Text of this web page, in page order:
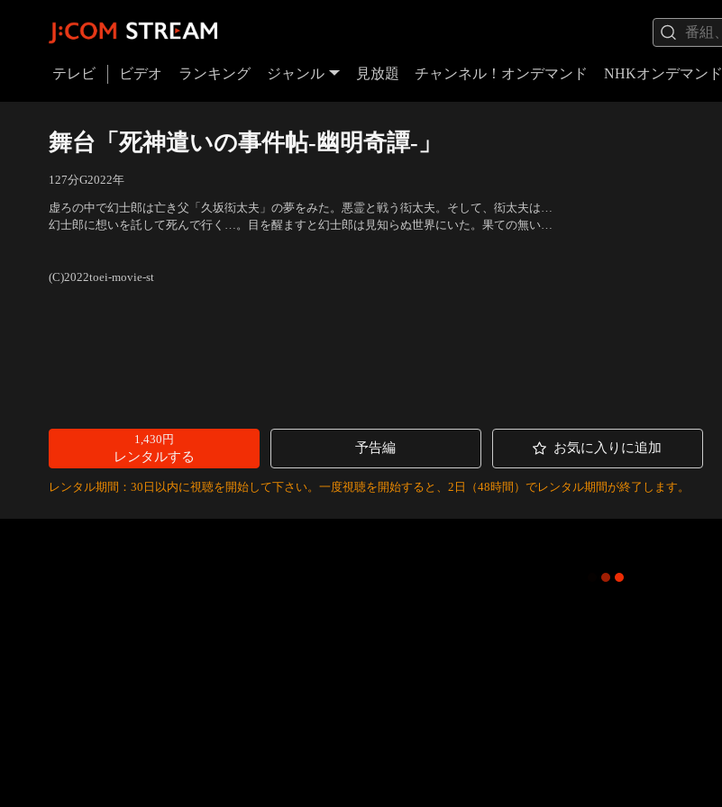
テレビ ビデオ ランキング ジャンル 見放題 チャンネル！オンデマンド NHKオンデマンド
舞台「死神遣いの事件帖-幽明奇譚-」
127分G2022年
虚ろの中で幻士郎は亡き父「久坂衒太夫」の夢をみた。悪霊と戦う衒太夫。そして、衒太夫は…
幻士郎に想いを託して死んで行く…。目を醒ますと幻士郎は見知らぬ世界にいた。果ての無いそ
(C)2022toei-movie-st
1,430円
レンタルする
予告編 お気に入りに追加
レンタル期間：30日以内に視聴を開始して下さい。一度視聴を開始すると、2日（48時間）でレンタル期間が終了します。